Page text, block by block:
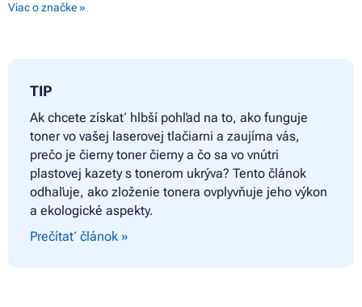
Viac o značke »
TIP
Ak chcete získať hlbší pohľad na to, ako funguje
toner vo vašej laserovej tlačiarni a zaujíma vás,
prečo je čierny toner čierny a čo sa vo vnútri
plastovej kazety s tonerom ukrýva? Tento článok
odhaľuje, ako zloženie tonera ovplyvňuje jeho výkon
a ekologické aspekty.
Prečítať článok »